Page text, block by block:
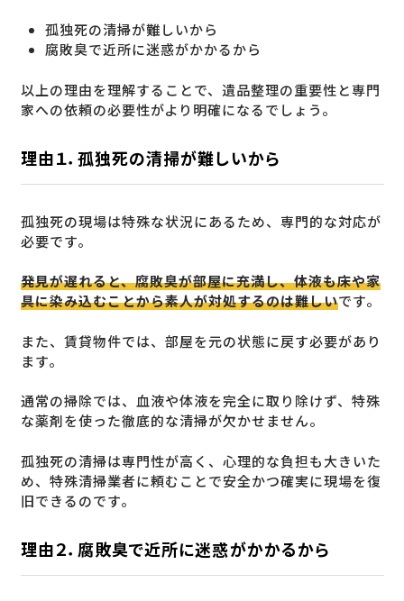
孤独死の清掃が難しいから
腐敗臭で近所に迷惑がかかるから
以上の理由を理解することで、遺品整理の重要性と専門
家への依頼の必要性がより明確になるでしょう。
理由１．孤独死の清掃が難しいから
孤独死の現場は特殊な状況にあるため、専門的な対応が
必要です。
発見が遅れると、腐敗臭が部屋に充満し、体液も床や家
具に染み込むことから素人が対処するのは難しいです。
また、賃貸物件では、部屋を元の状態に戻す必要があり
ます。
通常の掃除では、血液や体液を完全に取り除けず、特殊
な薬剤を使った徹底的な清掃が欠かせません。
孤独死の清掃は専門性が高く、心理的な負担も大きいた
め、特殊清掃業者に頼むことで安全かつ確実に現場を復
旧できるのです。
理由２．腐敗臭で近所に迷惑がかかるから